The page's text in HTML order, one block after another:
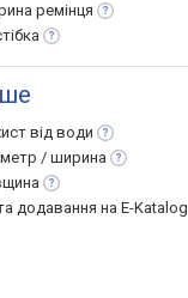
ремінця
від води
/ ширина
додавання на E-Katalog